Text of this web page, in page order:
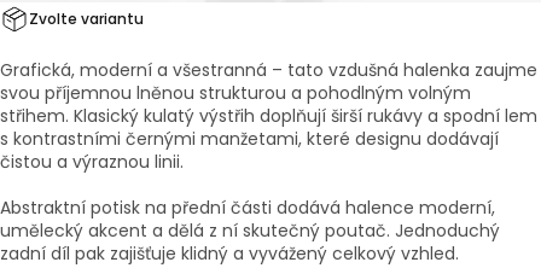
Zvolte variantu
Grafická, moderní a všestranná – tato vzdušná halenka zaujme
svou příjemnou lněnou strukturou a pohodlným volným
střihem. Klasický kulatý výstřih doplňují širší rukávy a spodní lem
s kontrastními černými manžetami, které designu dodávají
čistou a výraznou linii.
Abstraktní potisk na přední části dodává halence moderní,
umělecký akcent a dělá z ní skutečný poutač. Jednoduchý
zadní díl pak zajišťuje klidný a vyvážený celkový vzhled.